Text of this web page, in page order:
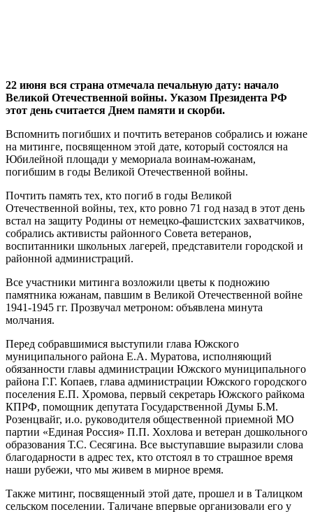
22 июня вся страна отмечала печальную дату: начало
Великой Отечественной войны. Указом Президента РФ
этот день считается Днем памяти и скорби.
Вспомнить погибших и почтить ветеранов собрались и южане
на митинге, посвященном этой дате, который состоялся на
Юбилейной площади у мемориала воинам-южанам,
погибшим в годы Великой Отечественной войны.
Почтить память тех, кто погиб в годы Великой
Отечественной войны, тех, кто ровно 71 год назад в этот день
встал на защиту Родины от немецко-фашистских захватчиков,
собрались активисты районного Совета ветеранов,
воспитанники школьных лагерей, представители городской и
районной администраций.
Все участники митинга возложили цветы к подножию
памятника южанам, павшим в Великой Отечественной войне
1941-1945 гг. Прозвучал метроном: объявлена минута
молчания.
Перед собравшимися выступили глава Южского
муниципального района Е.А. Муратова, исполняющий
обязанности главы администрации Южского муниципального
района Г.Г. Копаев, глава администрации Южского городского
поселения Е.П. Хромова, первый секретарь Южского райкома
КПРФ, помощник депутата Государственной Думы Б.М.
Розенцвайг, и.о. руководителя общественной приемной МО
партии «Единая Россия» П.П. Хохлова и ветеран дошкольного
образования Т.С. Сесягина. Все выступавшие выразили слова
благодарности в адрес тех, кто отстоял в то страшное время
наши рубежи, что мы живем в мирное время.
Также митинг, посвященный этой дате, прошел и в Талицком
сельском поселении. Таличане впервые организовали его у